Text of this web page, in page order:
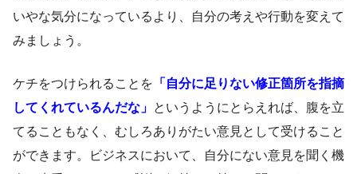
いやな気分になっているより、自分の考えや行動を変えて
みましょう。
ケチをつけられることを 「自分に足りない修正箇所を指摘
してくれているんだな」 というようにとらえれば、腹を立
てることもなく、むしろありがたい意見として受けること
ができます。ビジネスにおいて、自分にない意見を聞く機